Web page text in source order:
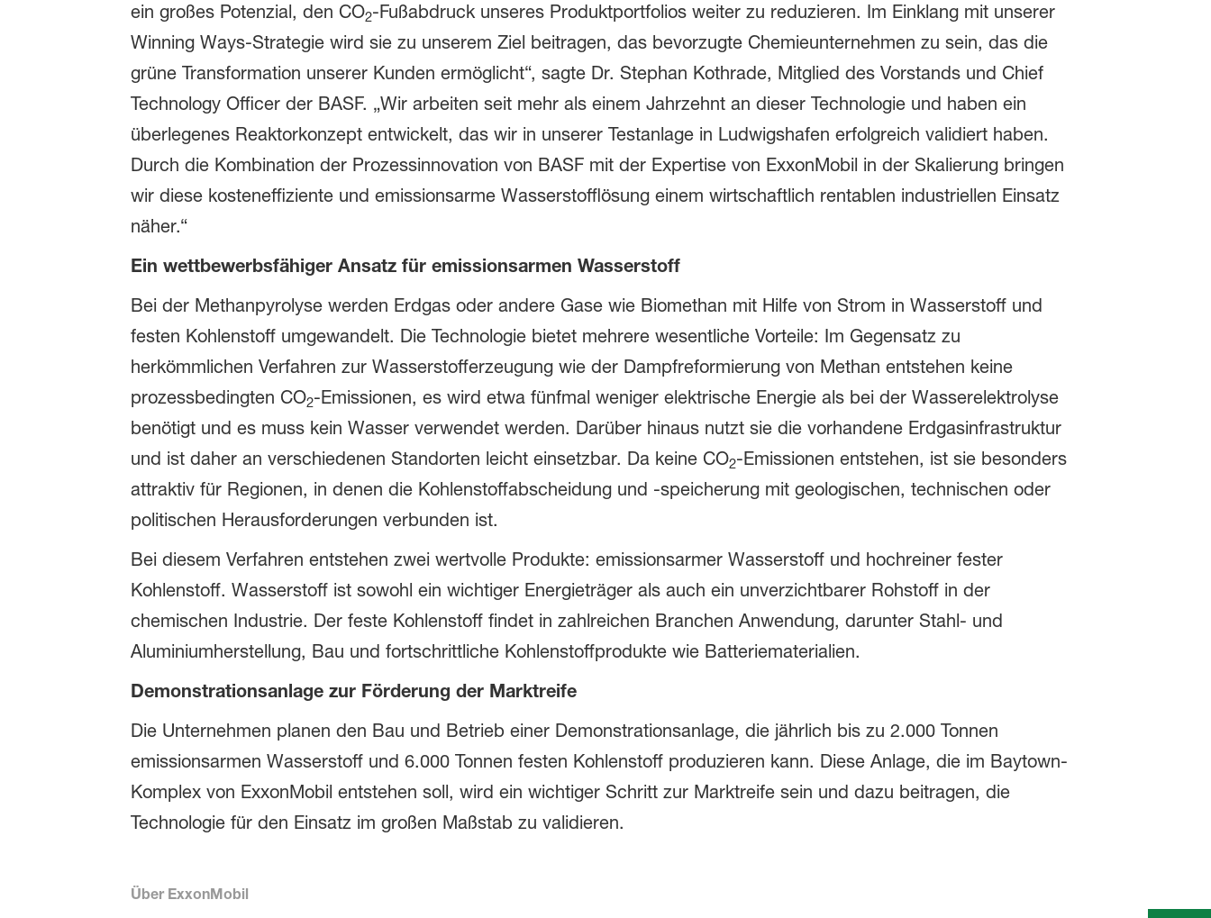
ein großes Potenzial, den CO2-Fußabdruck unseres Produktportfolios weiter zu reduzieren. Im Einklang mit unserer
Winning Ways-Strategie wird sie zu unserem Ziel beitragen, das bevorzugte Chemieunternehmen zu sein, das die
grüne Transformation unserer Kunden ermöglicht“, sagte Dr. Stephan Kothrade, Mitglied des Vorstands und Chief
Technology Officer der BASF. „Wir arbeiten seit mehr als einem Jahrzehnt an dieser Technologie und haben ein
überlegenes Reaktorkonzept entwickelt, das wir in unserer Testanlage in Ludwigshafen erfolgreich validiert haben.
Durch die Kombination der Prozessinnovation von BASF mit der Expertise von ExxonMobil in der Skalierung bringen
wir diese kosteneffiziente und emissionsarme Wasserstofflösung einem wirtschaftlich rentablen industriellen Einsatz
näher.“
Ein wettbewerbsfähiger Ansatz für emissionsarmen Wasserstoff
Bei der Methanpyrolyse werden Erdgas oder andere Gase wie Biomethan mit Hilfe von Strom in Wasserstoff und
festen Kohlenstoff umgewandelt. Die Technologie bietet mehrere wesentliche Vorteile: Im Gegensatz zu
herkömmlichen Verfahren zur Wasserstofferzeugung wie der Dampfreformierung von Methan entstehen keine
prozessbedingten CO2-Emissionen, es wird etwa fünfmal weniger elektrische Energie als bei der Wasserelektrolyse
benötigt und es muss kein Wasser verwendet werden. Darüber hinaus nutzt sie die vorhandene Erdgasinfrastruktur
und ist daher an verschiedenen Standorten leicht einsetzbar. Da keine CO2-Emissionen entstehen, ist sie besonders
attraktiv für Regionen, in denen die Kohlenstoffabscheidung und -speicherung mit geologischen, technischen oder
politischen Herausforderungen verbunden ist.
Bei diesem Verfahren entstehen zwei wertvolle Produkte: emissionsarmer Wasserstoff und hochreiner fester
Kohlenstoff. Wasserstoff ist sowohl ein wichtiger Energieträger als auch ein unverzichtbarer Rohstoff in der
chemischen Industrie. Der feste Kohlenstoff findet in zahlreichen Branchen Anwendung, darunter Stahl- und
Aluminiumherstellung, Bau und fortschrittliche Kohlenstoffprodukte wie Batteriematerialien.
Demonstrationsanlage zur Förderung der Marktreife
Die Unternehmen planen den Bau und Betrieb einer Demonstrationsanlage, die jährlich bis zu 2.000 Tonnen
emissionsarmen Wasserstoff und 6.000 Tonnen festen Kohlenstoff produzieren kann. Diese Anlage, die im Baytown-
Komplex von ExxonMobil entstehen soll, wird ein wichtiger Schritt zur Marktreife sein und dazu beitragen, die
Technologie für den Einsatz im großen Maßstab zu validieren.
Über ExxonMobil